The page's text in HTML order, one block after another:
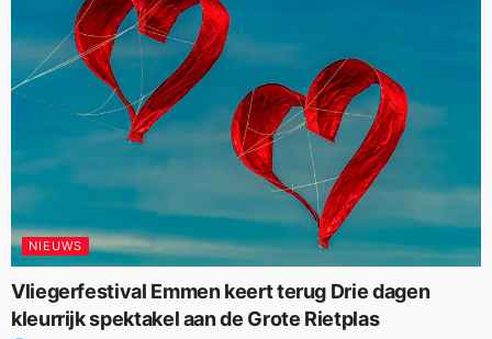
NIEUWS
Vliegerfestival Emmen keert terug Drie dagen
kleurrijk spektakel aan de Grote Rietplas